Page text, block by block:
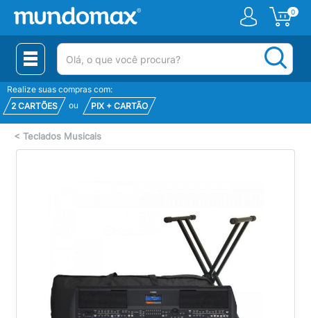
0
(pesquisar)
Realize suas compras com:
2 CARTÕES
ou PIX + CARTÃO
< Teclados Musicais